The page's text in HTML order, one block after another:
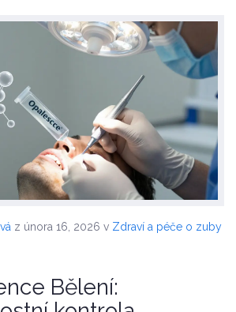
z února 16, 2026 v Zdraví a péče o zuby
Bělení: